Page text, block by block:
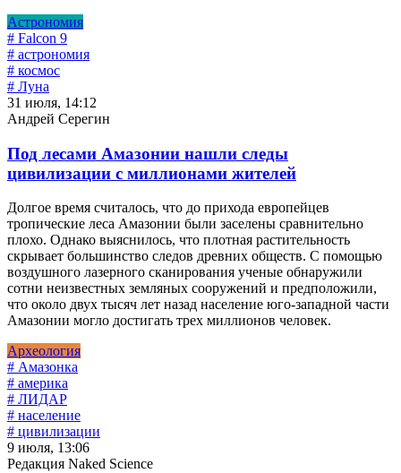
Астрономия
# Falcon 9
# астрономия
# космос
# Луна
31 июля, 14:12
Андрей Серегин
Под лесами Амазонии нашли следы
цивилизации с миллионами жителей
Долгое время считалось, что до прихода европейцев
тропические леса Амазонии были заселены сравнительно
плохо. Однако выяснилось, что плотная растительность
скрывает большинство следов древних обществ. С помощью
воздушного лазерного сканирования ученые обнаружили
сотни неизвестных земляных сооружений и предположили,
что около двух тысяч лет назад население юго-западной части
Амазонии могло достигать трех миллионов человек.
Археология
# Амазонка
# америка
# ЛИДАР
# население
# цивилизации
9 июля, 13:06
Редакция Naked Science